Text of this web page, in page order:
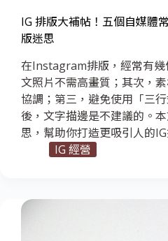
IG 排版大補帖！五個自媒體
版迷思
在Instagram排版，經常有幾
文照片不需高畫質；其次，
協調；第三，避免使用「三
後，文字描邊是不建議的。
思，幫助你打造更吸引人的IG
IG 經營